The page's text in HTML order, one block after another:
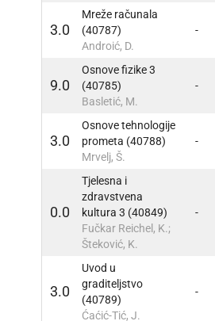
3.0
Mreže računala
(40787)
Androić, D.
-
9.0
Osnove fizike 3
(40785)
Basletić, M.
-
3.0
Osnove tehnologije
prometa (40788)
Mrvelj, Š.
-
0.0
Tjelesna i
zdravstvena
kultura 3 (40849)
Fučkar Reichel, K.;
Šteković, K.
-
3.0
Uvod u
graditeljstvo
(40789)
Ćaćić-Tić, J.
-